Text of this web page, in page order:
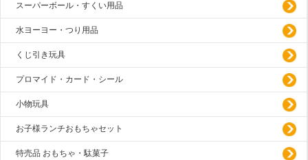
スーパーボール・すくい用品
水ヨーヨー・つり用品
くじ引き玩具
プロマイド・カード・シール
小物玩具
お子様ランチおもちゃセット
特売品 おもちゃ・駄菓子